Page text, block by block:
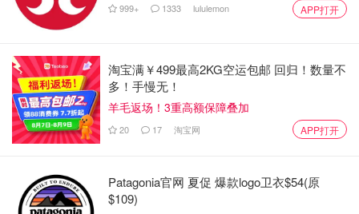
加拿大的教育质量很高，这也是其强大地位的原因之一。许
在考虑具体的课程和院系时）。因此，加拿大的学校得到了
全球的认可，这是吸引国际学生的一个关键特征。
费用
加元的汇率更为有利，与国际货币相比，产生了更好的转换
平的国家（如美国或英国）更低的价格获得高等教育。加拿
大本科教育的平均费用（取决于省份、机构和学习课程）在
999+ 1333 lululemon APP打开
淘宝满￥499最高2KG空运包邮 回归！数量不
多！手慢无！
羊毛返场！3重高额保障叠加
20 17 淘宝网 APP打开
Patagonia官网 夏促 爆款logo卫衣$54(原
$109)